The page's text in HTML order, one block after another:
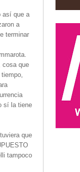
así que a
a
terminar
cosa que
sí la tiene
que
tampoco